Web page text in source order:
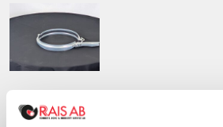
Snabbk. Rk200 G-Järn Galv